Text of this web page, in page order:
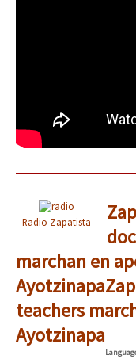
Radio Zapatista
marchan en
Ayotzinapa
teachers
Ayotzinapa